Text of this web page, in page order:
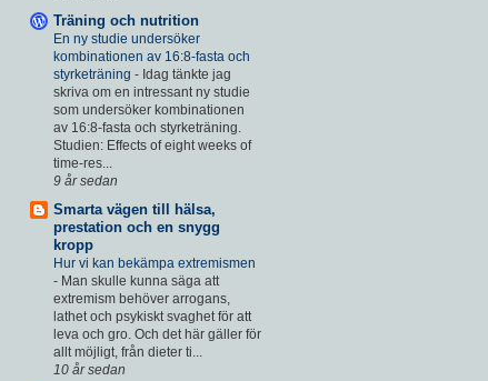
Träning och nutrition
En ny studie undersöker
kombinationen av 16:8-fasta och
styrketräning - Idag tänkte jag
skriva om en intressant ny studie
som undersöker kombinationen
av 16:8-fasta och styrketräning.
Studien: Effects of eight weeks of
time-res...
9 år sedan
Smarta vägen till hälsa,
prestation och en snygg
kropp
Hur vi kan bekämpa extremismen
- Man skulle kunna säga att
extremism behöver arrogans,
lathet och psykiskt svaghet för att
leva och gro. Och det här gäller för
allt möjligt, från dieter ti...
10 år sedan